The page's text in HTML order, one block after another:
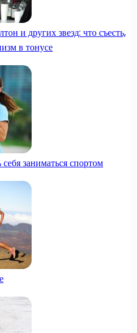
и других звезд: что съесть,
в тонусе
себя заниматься спортом